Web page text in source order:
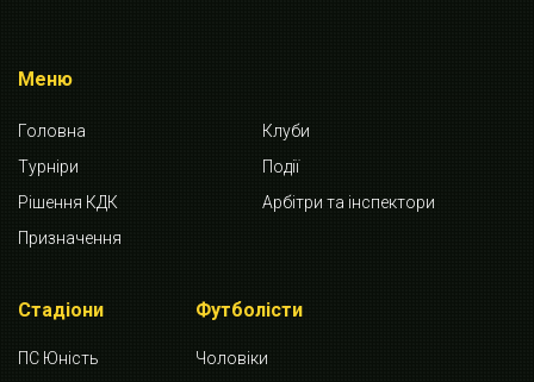
Меню
Головна
Клуби
Турніри
Події
Рішення КДК
Арбітри та інспектори
Призначення
Стадіони
ПС Юність
Футболісти
Чоловіки